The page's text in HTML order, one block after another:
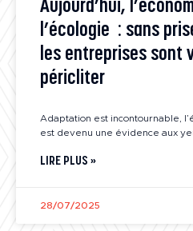
Aujourd’hui,
l’écologie : sans
les entreprises sont
péricliter
Adaptation est incontournable,
est devenu une évidence aux
LIRE PLUS »
28/07/2025